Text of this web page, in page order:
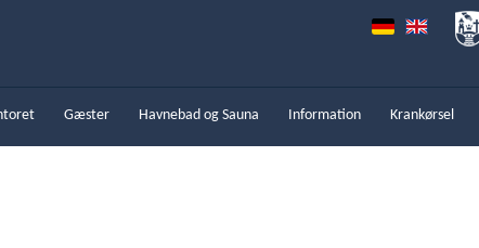
Gæster Havnebad og Sauna Information Krankørsel